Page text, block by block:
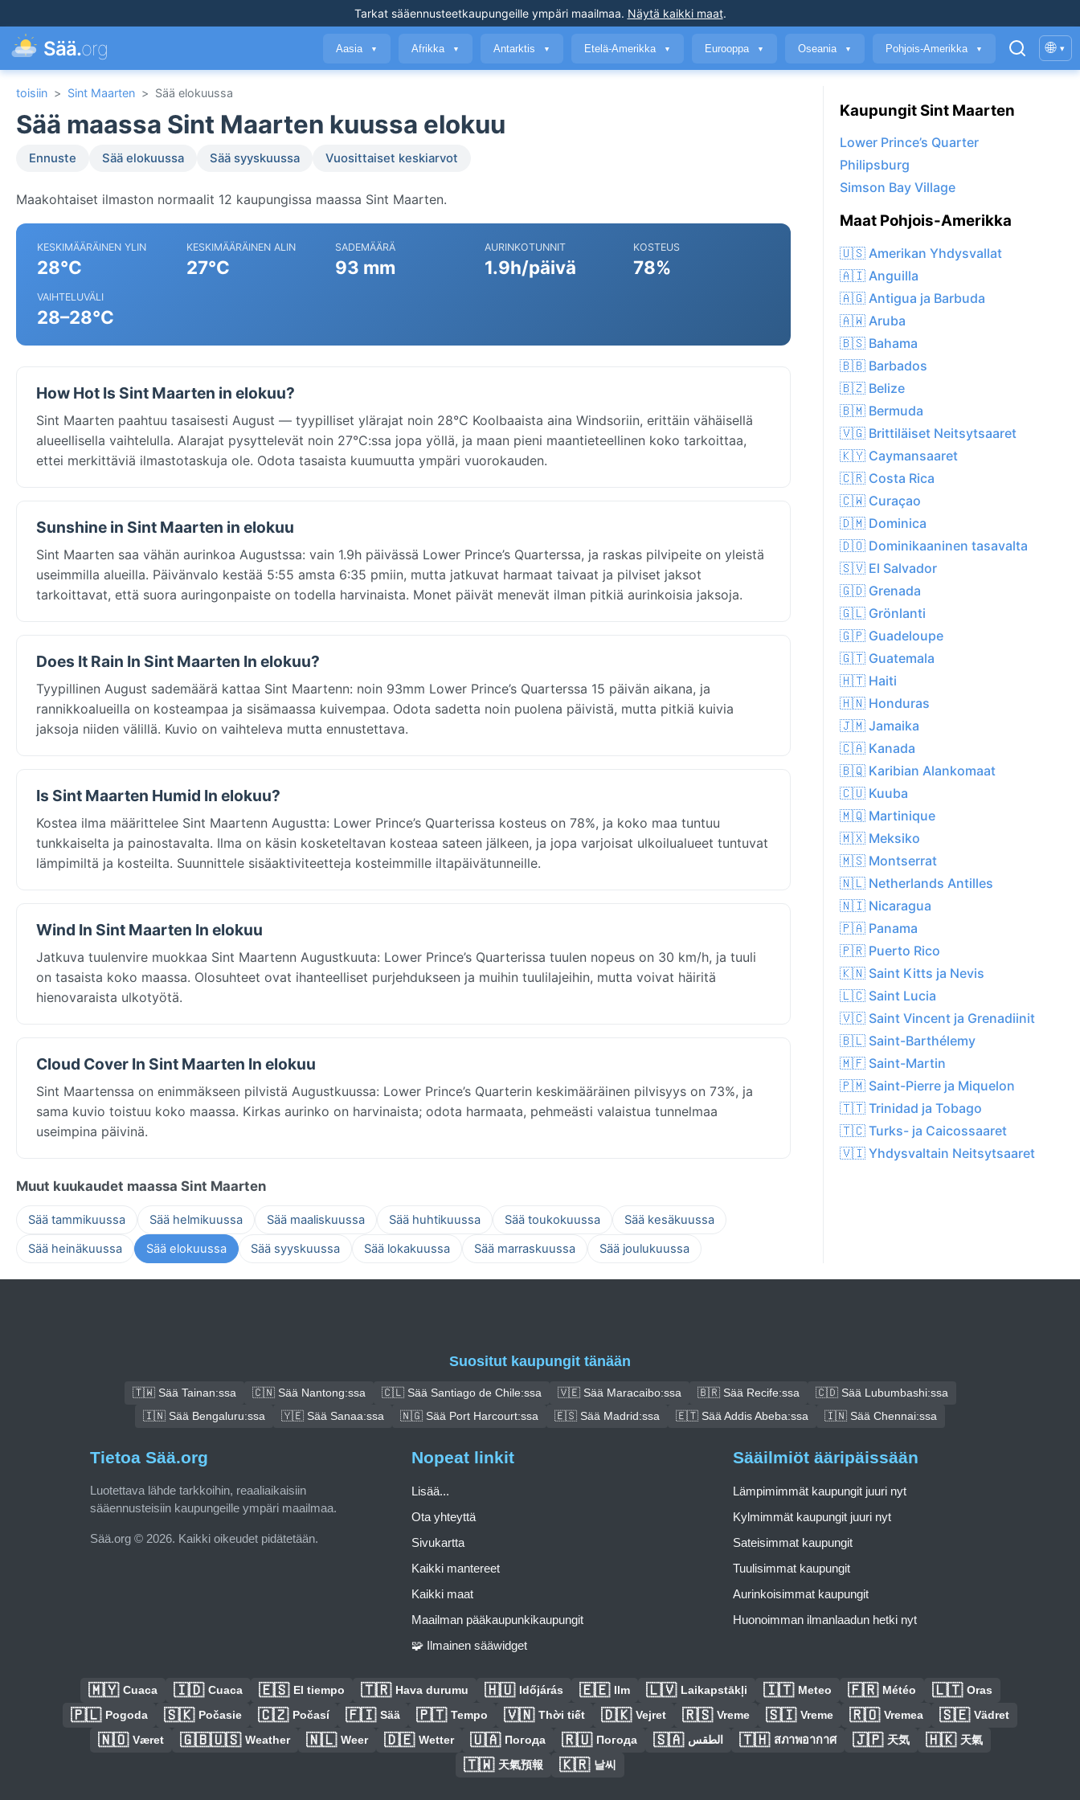
Tarkat sääennusteetkaupungeille ympäri maailmaa. Näytä kaikki maat.
Sää.org Aasia ▼ Afrikka ▼ Antarktis ▼ Etelä-Amerikka ▼ Eurooppa ▼ Oseania ▼ Pohjois-Amerikka ▼ 🌐 ▾
toisiin > Sint Maarten > Sää elokuussa
Sää maassa Sint Maarten kuussa elokuu
Ennuste Sää elokuussa Sää syyskuussa Vuosittaiset keskiarvot
Maakohtaiset ilmaston normaalit 12 kaupungissa maassa Sint Maarten.
KESKIMÄÄRÄINEN YLIN
28°C
KESKIMÄÄRÄINEN ALIN
27°C
SADEMÄÄRÄ
93 mm
AURINKOTUNNIT
1.9h/päivä
KOSTEUS
78%
VAIHTELUVÄLI
28–28°C
How Hot Is Sint Maarten in elokuu?
Sint Maarten paahtuu tasaisesti August — tyypilliset ylärajat noin 28°C Koolbaaista aina Windsoriin, erittäin vähäisellä
alueellisella vaihtelulla. Alarajat pysyttelevät noin 27°C:ssa jopa yöllä, ja maan pieni maantieteellinen koko tarkoittaa,
ettei merkittäviä ilmastotaskuja ole. Odota tasaista kuumuutta ympäri vuorokauden.
Sunshine in Sint Maarten in elokuu
Sint Maarten saa vähän aurinkoa Augustssa: vain 1.9h päivässä Lower Prince’s Quarterssa, ja raskas pilvipeite on yleistä
useimmilla alueilla. Päivänvalo kestää 5:55 amsta 6:35 pmiin, mutta jatkuvat harmaat taivaat ja pilviset jaksot
tarkoittavat, että suora auringonpaiste on todella harvinaista. Monet päivät menevät ilman pitkiä aurinkoisia jaksoja.
Does It Rain In Sint Maarten In elokuu?
Tyypillinen August sademäärä kattaa Sint Maartenn: noin 93mm Lower Prince’s Quarterssa 15 päivän aikana, ja
rannikkoalueilla on kosteampaa ja sisämaassa kuivempaa. Odota sadetta noin puolena päivistä, mutta pitkiä kuivia
jaksoja niiden välillä. Kuvio on vaihteleva mutta ennustettava.
Is Sint Maarten Humid In elokuu?
Kostea ilma määrittelee Sint Maartenn Augustta: Lower Prince’s Quarterissa kosteus on 78%, ja koko maa tuntuu
tunkkaiselta ja painostavalta. Ilma on käsin kosketeltavan kosteaa sateen jälkeen, ja jopa varjoisat ulkoilualueet tuntuvat
lämpimiltä ja kosteilta. Suunnittele sisäaktiviteetteja kosteimmille iltapäivätunneille.
Wind In Sint Maarten In elokuu
Jatkuva tuulenvire muokkaa Sint Maartenn Augustkuuta: Lower Prince’s Quarterissa tuulen nopeus on 30 km/h, ja tuuli
on tasaista koko maassa. Olosuhteet ovat ihanteelliset purjehdukseen ja muihin tuulilajeihin, mutta voivat häiritä
hienovaraista ulkotyötä.
Cloud Cover In Sint Maarten In elokuu
Sint Maartenssa on enimmäkseen pilvistä Augustkuussa: Lower Prince’s Quarterin keskimääräinen pilvisyys on 73%, ja
sama kuvio toistuu koko maassa. Kirkas aurinko on harvinaista; odota harmaata, pehmeästi valaistua tunnelmaa
useimpina päivinä.
Muut kuukaudet maassa Sint Maarten
Sää tammikuussa Sää helmikuussa Sää maaliskuussa Sää huhtikuussa Sää toukokuussa
Sää kesäkuussa
Sää heinäkuussa
Sää elokuussa Sää syyskuussa Sää lokakuussa Sää marraskuussa Sää joulukuussa
Kaupungit Sint Maarten
Lower Prince’s Quarter
Philipsburg
Simson Bay Village
Maat Pohjois-Amerikka
🇺🇸 Amerikan Yhdysvallat
🇦🇮 Anguilla
🇦🇬 Antigua ja Barbuda
🇦🇼 Aruba
🇧🇸 Bahama
🇧🇧 Barbados
🇧🇿 Belize
🇧🇲 Bermuda
🇻🇬 Brittiläiset Neitsytsaaret
🇰🇾 Caymansaaret
🇨🇷 Costa Rica
🇨🇼 Curaçao
🇩🇲 Dominica
🇩🇴 Dominikaaninen tasavalta
🇸🇻 El Salvador
🇬🇩 Grenada
🇬🇱 Grönlanti
🇬🇵 Guadeloupe
🇬🇹 Guatemala
🇭🇹 Haiti
🇭🇳 Honduras
🇯🇲 Jamaika
🇨🇦 Kanada
🇧🇶 Karibian Alankomaat
🇨🇺 Kuuba
🇲🇶 Martinique
🇲🇽 Meksiko
🇲🇸 Montserrat
🇳🇱 Netherlands Antilles
🇳🇮 Nicaragua
🇵🇦 Panama
🇵🇷 Puerto Rico
🇰🇳 Saint Kitts ja Nevis
🇱🇨 Saint Lucia
🇻🇨 Saint Vincent ja Grenadiinit
🇧🇱 Saint-Barthélemy
🇲🇫 Saint-Martin
🇵🇲 Saint-Pierre ja Miquelon
🇹🇹 Trinidad ja Tobago
🇹🇨 Turks- ja Caicossaaret
🇻🇮 Yhdysvaltain Neitsytsaaret
Suositut kaupungit tänään
🇹🇼 Sää Tainan:ssa 🇨🇳 Sää Nantong:ssa 🇨🇱 Sää Santiago de Chile:ssa 🇻🇪 Sää Maracaibo:ssa 🇧🇷 Sää Recife:ssa
🇨🇩 Sää Lubumbashi:ssa
🇮🇳 Sää Bengaluru:ssa
🇾🇪 Sää Sanaa:ssa 🇳🇬 Sää Port Harcourt:ssa 🇪🇸 Sää Madrid:ssa 🇪🇹 Sää Addis Abeba:ssa 🇮🇳 Sää Chennai:ssa
Tietoa Sää.org
Luotettava lähde tarkkoihin, reaaliaikaisiin
sääennusteisiin kaupungeille ympäri maailmaa.
Sää.org © 2026. Kaikki oikeudet pidätetään.
Nopeat linkit
Lisää...
Ota yhteyttä
Sivukartta
Kaikki mantereet
Kaikki maat
Maailman pääkaupunkikaupungit
🧩 Ilmainen sääwidget
Sääilmiöt ääripäissään
Lämpimimmät kaupungit juuri nyt
Kylmimmät kaupungit juuri nyt
Sateisimmat kaupungit
Tuulisimmat kaupungit
Aurinkoisimmat kaupungit
Huonoimman ilmanlaadun hetki nyt
🇲🇾 Cuaca 🇮🇩 Cuaca 🇪🇸 El tiempo 🇹🇷 Hava durumu 🇭🇺 Időjárás 🇪🇪 Ilm 🇱🇻 Laikapstākļi 🇮🇹 Meteo 🇫🇷 Météo 🇱🇹 Oras
🇵🇱 Pogoda 🇸🇰 Počasie 🇨🇿 Počasí 🇫🇮 Sää 🇵🇹 Tempo 🇻🇳 Thời tiết 🇩🇰 Vejret 🇷🇸 Vreme 🇸🇮 Vreme 🇷🇴 Vremea 🇸🇪 Vädret
🇳🇴 Været 🇬🇧🇺🇸 Weather 🇳🇱 Weer 🇩🇪 Wetter 🇺🇦 Погода 🇷🇺 Погода 🇸🇦 الطقس 🇹🇭 สภาพอากาศ 🇯🇵 天気 🇭🇰 天氣
🇹🇼 天氣預報 🇰🇷 날씨